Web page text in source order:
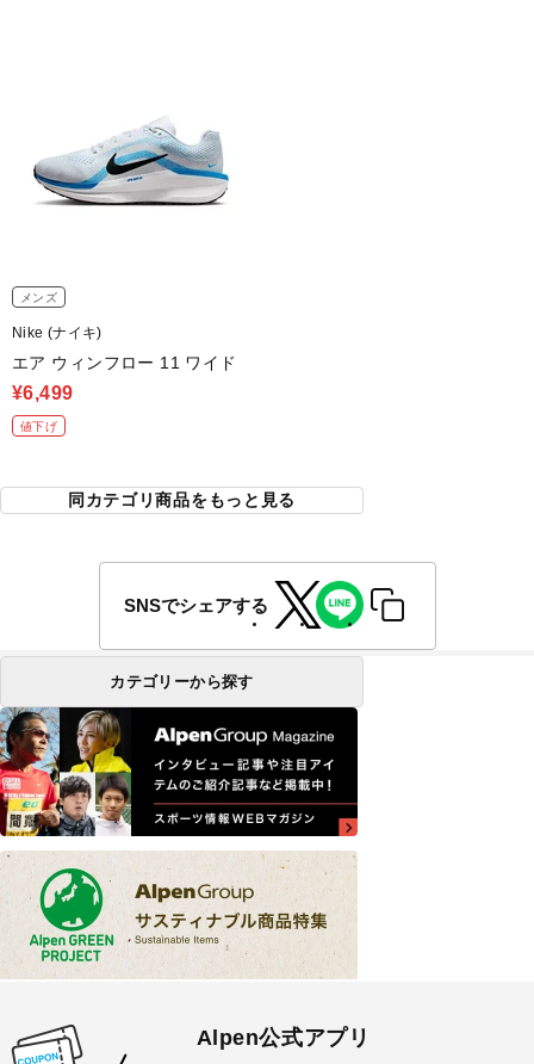
メンズ
Nike (ナイキ)
エア ウィンフロー 11 ワイド
¥6,499
値下げ
同カテゴリ商品をもっと見る
SNSでシェアする
カテゴリーから探す
Alpen公式アプリ